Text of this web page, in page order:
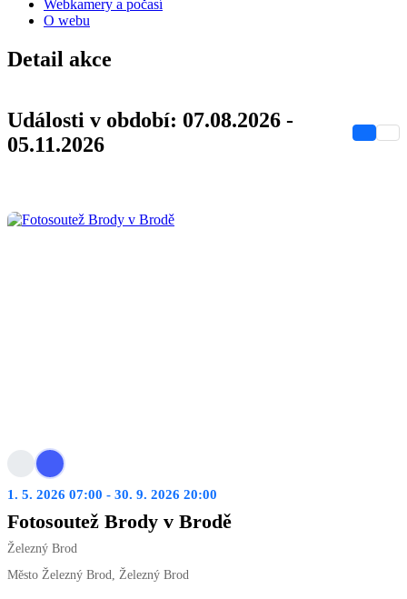
Webkamery a počasí
O webu
Detail akce
Události v období: 07.08.2026 -
05.11.2026
1. 5. 2026 07:00 - 30. 9. 2026 20:00
Fotosoutež Brody v Brodě
Železný Brod
Město Železný Brod, Železný Brod